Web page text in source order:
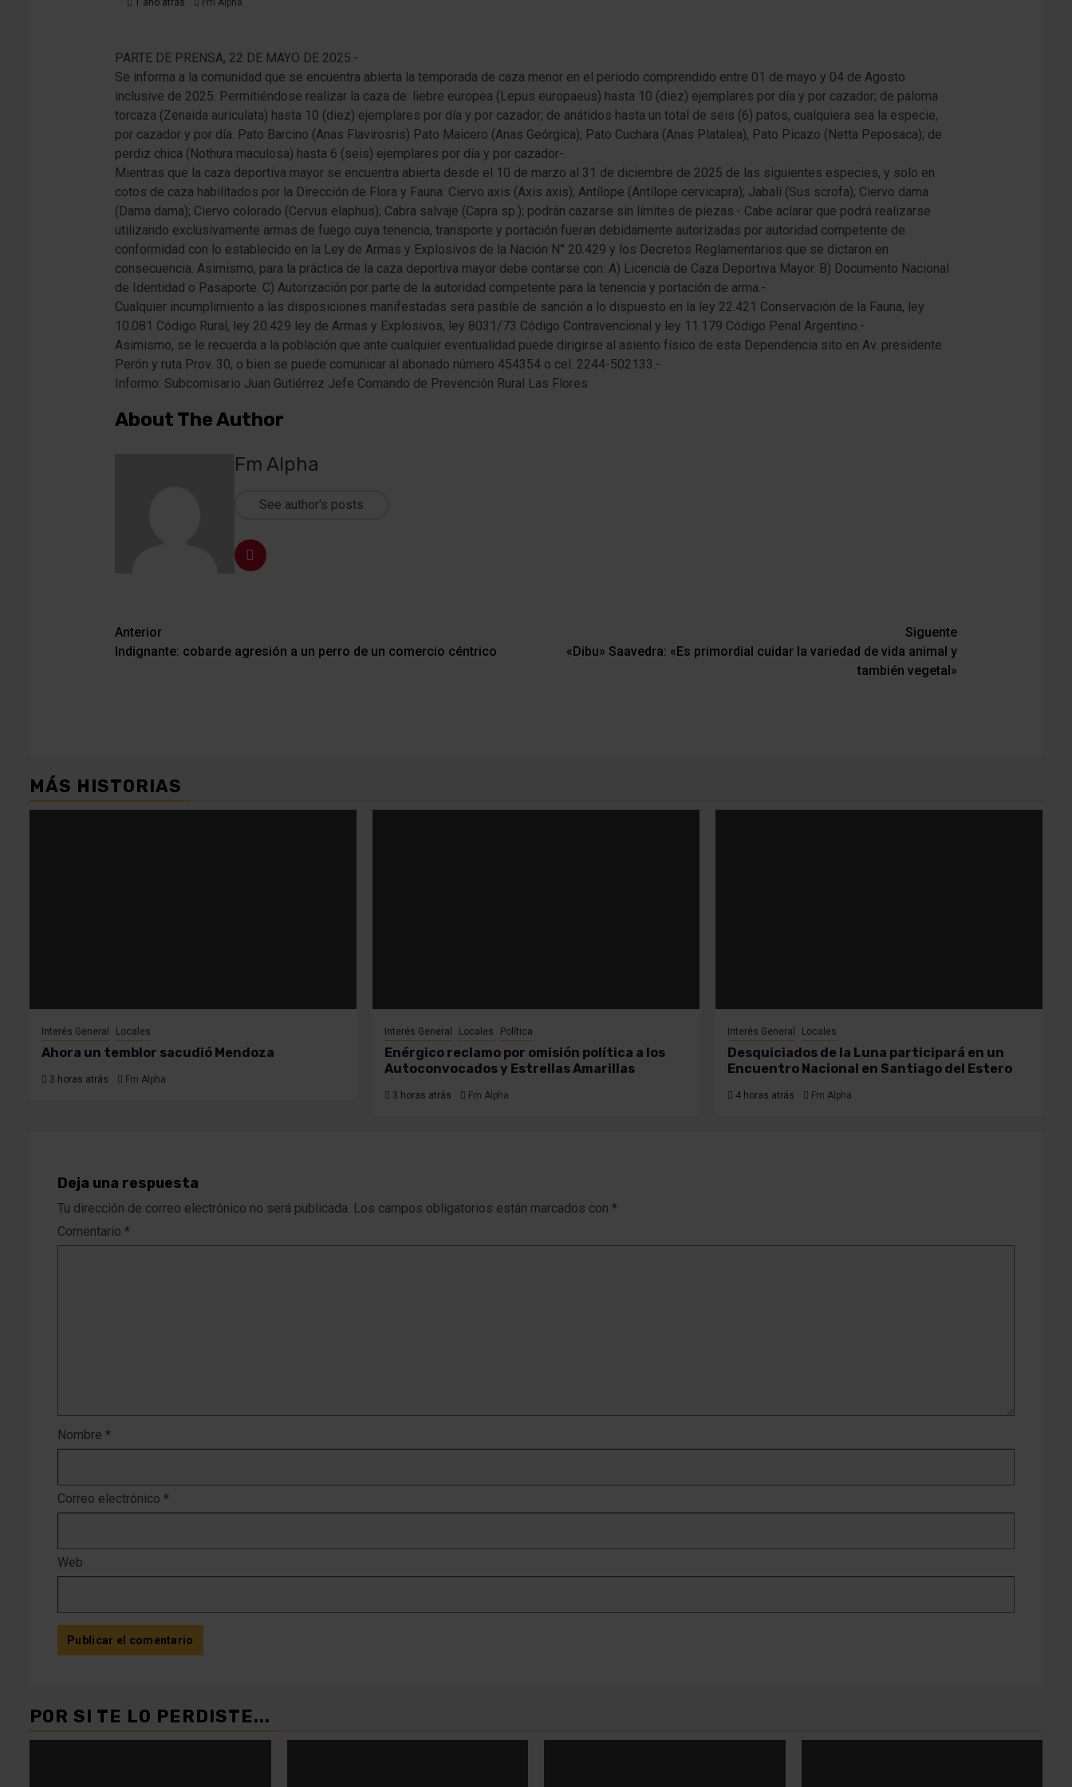
1 año atrás Fm Alpha
PARTE DE PRENSA, 22 DE MAYO DE 2025.-
Se informa a la comunidad que se encuentra abierta la temporada de caza menor en el período comprendido entre 01 de mayo y 04 de Agosto
inclusive de 2025. Permitiéndose realizar la caza de: liebre europea (Lepus europaeus) hasta 10 (diez) ejemplares por día y por cazador; de paloma
torcaza (Zenaida auriculata) hasta 10 (diez) ejemplares por día y por cazador; de anátidos hasta un total de seis (6) patos, cualquiera sea la especie,
por cazador y por día. Pato Barcino (Anas Flavirosris) Pato Maicero (Anas Geórgica), Pato Cuchara (Anas Platalea), Pato Picazo (Netta Peposaca); de
perdiz chica (Nothura maculosa) hasta 6 (seis) ejemplares por día y por cazador-.
Mientras que la caza deportiva mayor se encuentra abierta desde el 10 de marzo al 31 de diciembre de 2025 de las siguientes especies, y solo en
cotos de caza habilitados por la Dirección de Flora y Fauna: Ciervo axis (Axis axis); Antílope (Antílope cervicapra); Jabalí (Sus scrofa); Ciervo dama
(Dama dama); Ciervo colorado (Cervus elaphus); Cabra salvaje (Capra sp.); podrán cazarse sin límites de piezas.- Cabe aclarar que podrá realizarse
utilizando exclusivamente armas de fuego cuya tenencia, transporte y portación fueran debidamente autorizadas por autoridad competente de
conformidad con lo establecido en la Ley de Armas y Explosivos de la Nación N° 20.429 y los Decretos Reglamentarios que se dictaron en
consecuencia. Asimismo, para la práctica de la caza deportiva mayor debe contarse con: A) Licencia de Caza Deportiva Mayor. B) Documento Nacional
de Identidad o Pasaporte. C) Autorización por parte de la autoridad competente para la tenencia y portación de arma.-
Cualquier incumplimiento a las disposiciones manifestadas será pasible de sanción a lo dispuesto en la ley 22.421 Conservación de la Fauna, ley
10.081 Código Rural, ley 20.429 ley de Armas y Explosivos, ley 8031/73 Código Contravencional y ley 11.179 Código Penal Argentino.-
Asimismo, se le recuerda a la población que ante cualquier eventualidad puede dirigirse al asiento físico de esta Dependencia sito en Av. presidente
Perón y ruta Prov. 30, o bien se puede comunicar al abonado número 454354 o cel. 2244-502133.-
Informo: Subcomisario Juan Gutiérrez Jefe Comando de Prevención Rural Las Flores
About The Author
Fm Alpha
See author's posts
Navegación
de
Anterior
Indignante: cobarde agresión a un perro de un comercio céntrico
Siguente
«Dibu» Saavedra: «Es primordial cuidar la variedad de vida animal y
también vegetal»
MÁS HISTORIAS
Interés General Locales
Ahora un temblor sacudió Mendoza
3 horas atrás Fm Alpha
Interés General Locales Política
Enérgico reclamo por omisión política a los
Autoconvocados y Estrellas Amarillas
3 horas atrás Fm Alpha
Interés General Locales
Desquiciados de la Luna participará en un
Encuentro Nacional en Santiago del Estero
4 horas atrás Fm Alpha
Deja una respuesta
Tu dirección de correo electrónico no será publicada. Los campos obligatorios están marcados con *
Comentario *
Nombre *
Correo electrónico *
Web
POR SI TE LO PERDISTE...